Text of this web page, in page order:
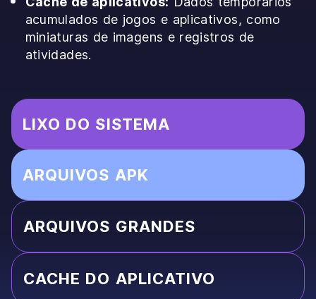
acumulados de jogos e aplicativos, como
miniaturas de imagens e registros de
atividades.
LIXO DO SISTEMA
ARQUIVOS APK
ARQUIVOS GRANDES
CACHE DO APLICATIVO